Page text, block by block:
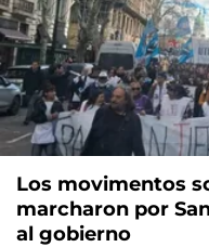
Los movimentos
marcharon por
al gobierno